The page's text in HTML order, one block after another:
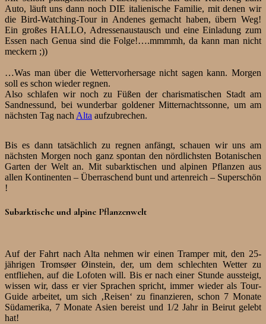
Auto, läuft uns dann noch DIE italienische Familie, mit denen wir
die Bird-Watching-Tour in Andenes gemacht haben, übern Weg!
Ein großes HALLO, Adressenaustausch und eine Einladung zum
Essen nach Genua sind die Folge!….mmmmh, da kann man nicht
meckern ;))
…Was man über die Wettervorhersage nicht sagen kann. Morgen
soll es schon wieder regnen.
Also schlafen wir noch zu Füßen der charismatischen Stadt am
Sandnessund, bei wunderbar goldener Mitternachtssonne, um am
nächsten Tag nach Alta aufzubrechen.
Bis es dann tatsächlich zu regnen anfängt, schauen wir uns am
nächsten Morgen noch ganz spontan den nördlichsten Botanischen
Garten der Welt an. Mit subarktischen und alpinen Pflanzen aus
allen Kontinenten – Überraschend bunt und artenreich – Superschön
!
Subarktische und alpine Pflanzenwelt
Auf der Fahrt nach Alta nehmen wir einen Tramper mit, den 25-
jährigen Tromsøer Øinstein, der, um dem schlechten Wetter zu
entfliehen, auf die Lofoten will. Bis er nach einer Stunde aussteigt,
wissen wir, dass er vier Sprachen spricht, immer wieder als Tour-
Guide arbeitet, um sich ‚Reisen‘ zu finanzieren, schon 7 Monate
Südamerika, 7 Monate Asien bereist und 1/2 Jahr in Beirut gelebt
hat!